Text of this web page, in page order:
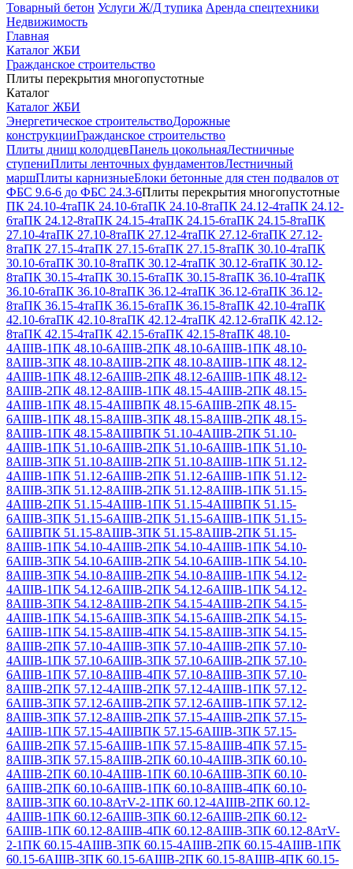
Товарный бетон Услуги Ж/Д тупика Аренда спецтехники
Недвижимость
Главная
Каталог ЖБИ
Гражданское строительство
Плиты перекрытия многопустотные
Каталог
Каталог ЖБИ
Энергетическое строительствоДорожные
конструкцииГражданское строительство
Плиты днищ колодцевПанель цокольнаяЛестничные
ступениПлиты ленточных фундаментовЛестничный
маршПлиты карнизныеБлоки бетонные для стен подвалов от
ФБС 9.6-6 до ФБС 24.3-6Плиты перекрытия многопустотные
ПК 24.10-4таПК 24.10-6таПК 24.10-8таПК 24.12-4таПК 24.12-
6таПК 24.12-8таПК 24.15-4таПК 24.15-6таПК 24.15-8таПК
27.10-4таПК 27.10-8таПК 27.12-4таПК 27.12-6таПК 27.12-
8таПК 27.15-4таПК 27.15-6таПК 27.15-8таПК 30.10-4таПК
30.10-6таПК 30.10-8таПК 30.12-4таПК 30.12-6таПК 30.12-
8таПК 30.15-4таПК 30.15-6таПК 30.15-8таПК 36.10-4таПК
36.10-6таПК 36.10-8таПК 36.12-4таПК 36.12-6таПК 36.12-
8таПК 36.15-4таПК 36.15-6таПК 36.15-8таПК 42.10-4таПК
42.10-6таПК 42.10-8таПК 42.12-4таПК 42.12-6таПК 42.12-
8таПК 42.15-4таПК 42.15-6таПК 42.15-8таПК 48.10-
4АIIIВ-1ПК 48.10-6АIIIВ-2ПК 48.10-6АIIIВ-1ПК 48.10-
8АIIIВ-3ПК 48.10-8АIIIВ-2ПК 48.10-8АIIIВ-1ПК 48.12-
4АIIIВ-1ПК 48.12-6АIIIВ-2ПК 48.12-6АIIIВ-1ПК 48.12-
8АIIIВ-2ПК 48.12-8АIIIВ-1ПК 48.15-4АIIIВ-2ПК 48.15-
4АIIIВ-1ПК 48.15-4АIIIВПК 48.15-6АIIIВ-2ПК 48.15-
6АIIIВ-1ПК 48.15-8АIIIВ-3ПК 48.15-8АIIIВ-2ПК 48.15-
8АIIIВ-1ПК 48.15-8АIIIВПК 51.10-4АIIIВ-2ПК 51.10-
4АIIIВ-1ПК 51.10-6АIIIВ-2ПК 51.10-6АIIIВ-1ПК 51.10-
8АIIIВ-3ПК 51.10-8АIIIВ-2ПК 51.10-8АIIIВ-1ПК 51.12-
4АIIIВ-1ПК 51.12-6АIIIВ-2ПК 51.12-6АIIIВ-1ПК 51.12-
8АIIIВ-3ПК 51.12-8АIIIВ-2ПК 51.12-8АIIIВ-1ПК 51.15-
4АIIIВ-2ПК 51.15-4АIIIВ-1ПК 51.15-4АIIIВПК 51.15-
6АIIIВ-3ПК 51.15-6АIIIВ-2ПК 51.15-6АIIIВ-1ПК 51.15-
6АIIIВПК 51.15-8АIIIВ-3ПК 51.15-8АIIIВ-2ПК 51.15-
8АIIIВ-1ПК 54.10-4АIIIВ-2ПК 54.10-4АIIIВ-1ПК 54.10-
6АIIIВ-3ПК 54.10-6АIIIВ-2ПК 54.10-6АIIIВ-1ПК 54.10-
8АIIIВ-3ПК 54.10-8АIIIВ-2ПК 54.10-8АIIIВ-1ПК 54.12-
4АIIIВ-1ПК 54.12-6АIIIВ-2ПК 54.12-6АIIIВ-1ПК 54.12-
8АIIIВ-3ПК 54.12-8АIIIВ-2ПК 54.15-4АIIIВ-2ПК 54.15-
4АIIIВ-1ПК 54.15-6АIIIВ-3ПК 54.15-6АIIIВ-2ПК 54.15-
6АIIIВ-1ПК 54.15-8АIIIВ-4ПК 54.15-8АIIIВ-3ПК 54.15-
8АIIIВ-2ПК 57.10-4АIIIВ-3ПК 57.10-4АIIIВ-2ПК 57.10-
4АIIIВ-1ПК 57.10-6АIIIВ-3ПК 57.10-6АIIIВ-2ПК 57.10-
6АIIIВ-1ПК 57.10-8АIIIВ-4ПК 57.10-8АIIIВ-3ПК 57.10-
8АIIIВ-2ПК 57.12-4АIIIВ-2ПК 57.12-4АIIIВ-1ПК 57.12-
6АIIIВ-3ПК 57.12-6АIIIВ-2ПК 57.12-6АIIIВ-1ПК 57.12-
8АIIIВ-3ПК 57.12-8АIIIВ-2ПК 57.15-4АIIIВ-2ПК 57.15-
4АIIIВ-1ПК 57.15-4АIIIВПК 57.15-6АIIIВ-3ПК 57.15-
6АIIIВ-2ПК 57.15-6АIIIВ-1ПК 57.15-8АIIIВ-4ПК 57.15-
8АIIIВ-3ПК 57.15-8АIIIВ-2ПК 60.10-4АIIIВ-3ПК 60.10-
4АIIIВ-2ПК 60.10-4АIIIВ-1ПК 60.10-6АIIIВ-3ПК 60.10-
6АIIIВ-2ПК 60.10-6АIIIВ-1ПК 60.10-8АIIIВ-4ПК 60.10-
8АIIIВ-3ПК 60.10-8АтV-2-1ПК 60.12-4АIIIВ-2ПК 60.12-
4АIIIВ-1ПК 60.12-6АIIIВ-3ПК 60.12-6АIIIВ-2ПК 60.12-
6АIIIВ-1ПК 60.12-8АIIIВ-4ПК 60.12-8АIIIВ-3ПК 60.12-8АтV-
2-1ПК 60.15-4АIIIВ-3ПК 60.15-4АIIIВ-2ПК 60.15-4АIIIВ-1ПК
60.15-6АIIIВ-3ПК 60.15-6АIIIВ-2ПК 60.15-8АIIIВ-4ПК 60.15-